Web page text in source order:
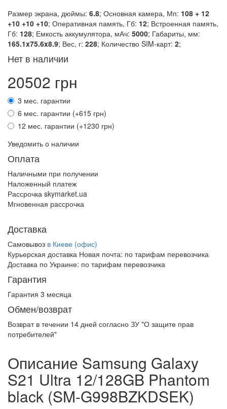
Размер экрана, дюймы: 6.8; Основная камера, Мп: 108 + 12
+10 +10 +10; Оперативная память, Гб: 12; Встроенная память,
Гб: 128; Емкость аккумулятора, мАч: 5000; Габариты, мм:
165.1x75.6x8.9; Вес, г: 228; Количество SIM-карт: 2;
Нет в наличии
20502 грн
3 мес. гарантии
6 мес. гарантии (+615 грн)
12 мес. гарантии (+1230 грн)
Уведомить о наличии
Оплата
Наличными при получении
Наложенный платеж
Рассрочка skymarket.ua
Мгновенная рассрочка
Доставка
Самовывоз в Киеве (офис)
Курьерская доставка Новая почта: по тарифам перевозчика
Доставка по Украине: по тарифам перевозчика
Гарантия
Гарантия 3 месяца
Обмен/возврат
Возврат в течении 14 дней согласно ЗУ "О защите прав
потребителей"
Описание Samsung Galaxy
S21 Ultra 12/128GB Phantom
black (SM-G998BZKDSEK)